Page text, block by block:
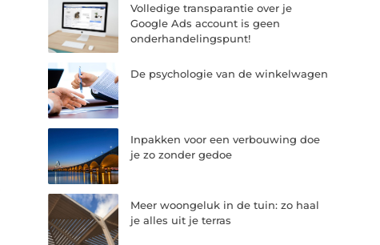
Volledige transparantie over je
Google Ads account is geen
onderhandelingspunt!
De psychologie van de winkelwagen
Inpakken voor een verbouwing doe
je zo zonder gedoe
Meer woongeluk in de tuin: zo haal
je alles uit je terras